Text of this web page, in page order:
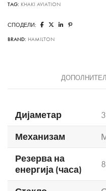
TAG: KHAKI AVIATION
СПОДЕЛИ:
BRAND: HAMILTON
Дијаметар
Механизам
Резерва на
енергија (часа)